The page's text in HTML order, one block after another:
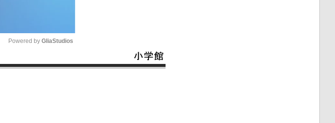
M
Powered by GliaStudios